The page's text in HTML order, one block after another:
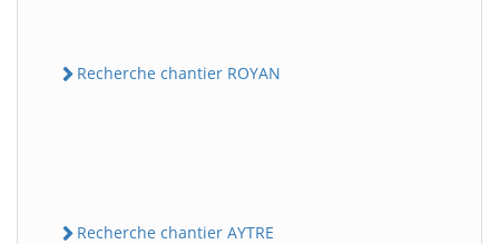
Recherche chantier ROYAN
Recherche chantier AYTRE